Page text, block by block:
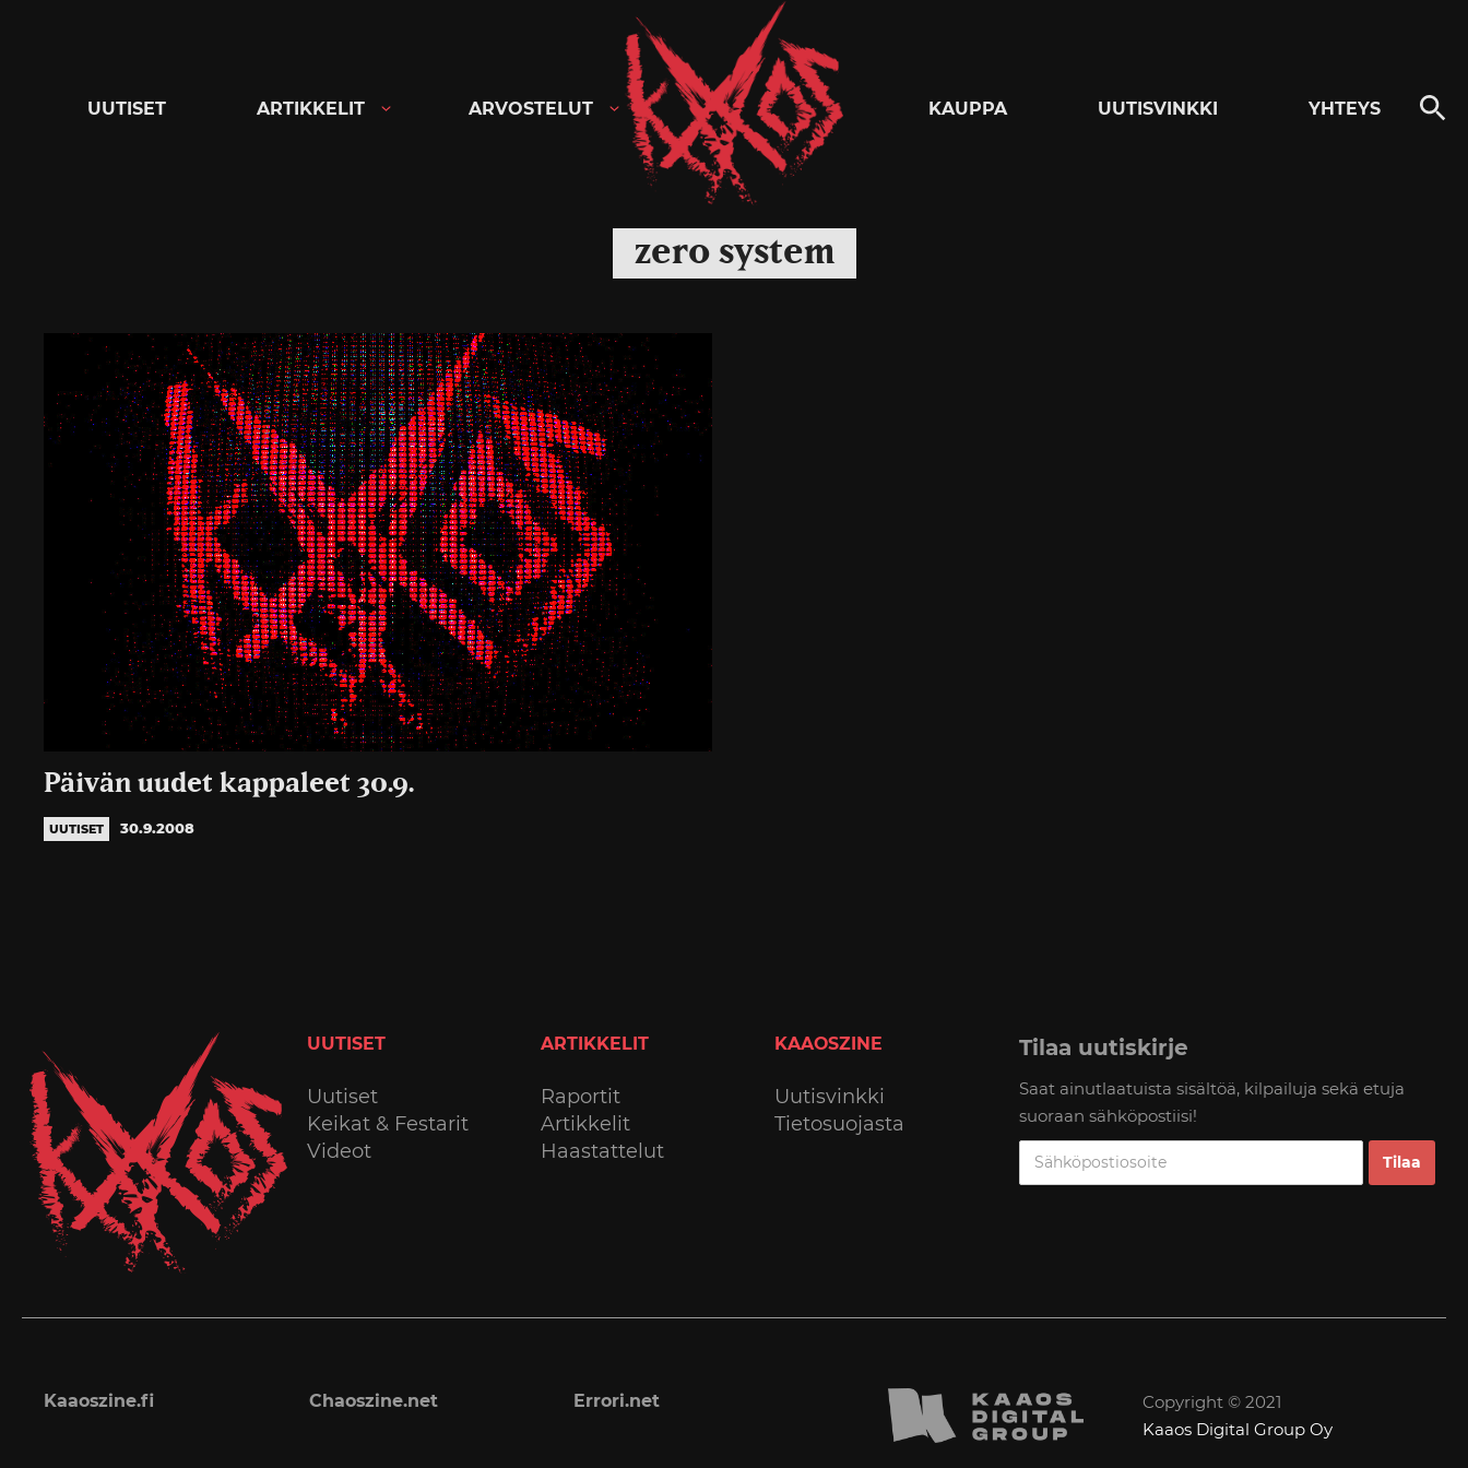
Kaaoszine
UUTISET ARTIKKELIT ARVOSTELUT KAUPPA UUTISVINKKI YHTEYS
zero system
Päivän uudet kappaleet 30.9.
UUTISET 30.9.2008
UUTISET
Uutiset
Keikat & Festarit
Videot
ARTIKKELIT
Raportit
Artikkelit
Haastattelut
KAAOSZINE
Uutisvinkki
Tietosuojasta
Tilaa uutiskirje
Saat ainutlaatuista sisältöä, kilpailuja sekä etuja
suoraan sähköpostiisi!
Kaaoszine.fi Chaoszine.net Errori.net
Copyright © 2021
Kaaos Digital Group Oy